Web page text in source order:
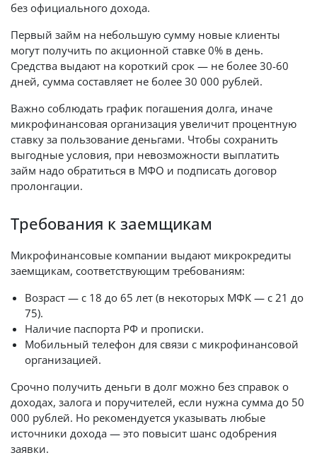
без официального дохода.
Первый займ на небольшую сумму новые клиенты
могут получить по акционной ставке 0% в день.
Средства выдают на короткий срок — не более 30-60
дней, сумма составляет не более 30 000 рублей.
Важно соблюдать график погашения долга, иначе
микрофинансовая организация увеличит процентную
ставку за пользование деньгами. Чтобы сохранить
выгодные условия, при невозможности выплатить
займ надо обратиться в МФО и подписать договор
пролонгации.
Требования к заемщикам
Микрофинансовые компании выдают микрокредиты
заемщикам, соответствующим требованиям:
Возраст — с 18 до 65 лет (в некоторых МФК — с 21 до
75).
Наличие паспорта РФ и прописки.
Мобильный телефон для связи с микрофинансовой
организацией.
Срочно получить деньги в долг можно без справок о
доходах, залога и поручителей, если нужна сумма до 50
000 рублей. Но рекомендуется указывать любые
источники дохода — это повысит шанс одобрения
заявки.